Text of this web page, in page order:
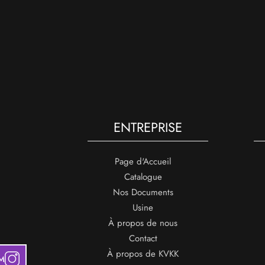
ENTREPRISE
Page d'Accueil
Catalogue
Nos Documents
Usine
À propos de nous
Contact
À propos de KVKK